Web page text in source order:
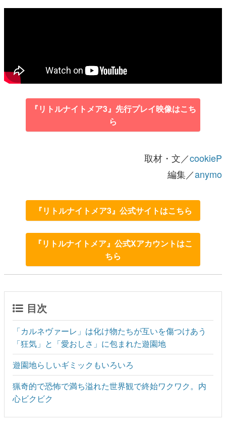
『リトルナイトメア3』先行プレイ映像はこち
ら
取材・文／cookieP
編集／anymo
『リトルナイトメア3』公式サイトはこちら
『リトルナイトメア』公式Xアカウントはこ
ちら
目次
「カルネヴァーレ」は化け物たちが互いを傷つけあう
「狂気」と「愛おしさ」に包まれた遊園地
遊園地らしいギミックもいろいろ
猟奇的で恐怖で満ち溢れた世界観で終始ワクワク。内
心ビクビク